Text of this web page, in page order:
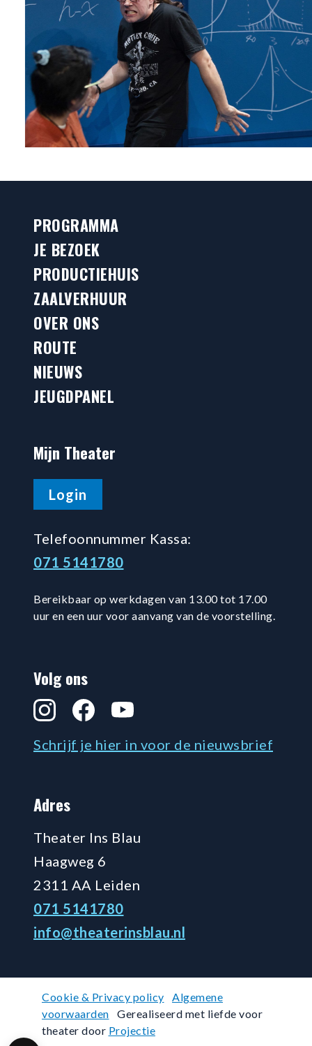
PROGRAMMA
JE BEZOEK
PRODUCTIEHUIS
ZAALVERHUUR
OVER ONS
ROUTE
NIEUWS
JEUGDPANEL
Mijn Theater
Login
Telefoonnummer Kassa:
071 5141780
Bereikbaar op werkdagen van 13.00 tot 17.00
uur en een uur voor aanvang van de voorstelling.
Volg ons
InstagramFacebookYouTube
Schrijf je hier in voor de nieuwsbrief
Adres
Theater Ins Blau
Haagweg 6
2311 AA Leiden
071 5141780
info@theaterinsblau.nl
Cookie & Privacy policy
Algemene
voorwaarden
Gerealiseerd met liefde voor
theater door Projectie